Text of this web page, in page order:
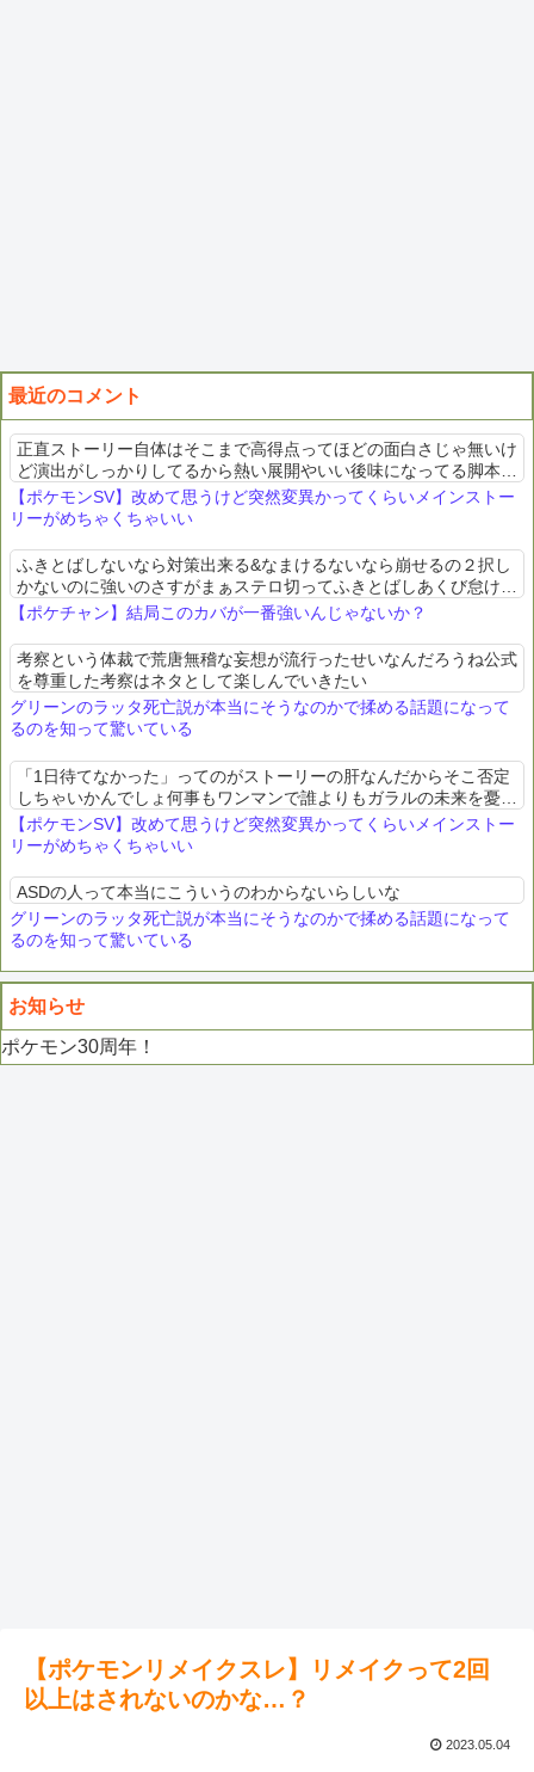
最近のコメント
正直ストーリー自体はそこまで高得点ってほどの面白さじゃ無いけ
ど演出がしっかりしてるから熱い展開やいい後味になってる脚本家
は普通だけど監督に恵まれた映画みたいな感じ
【ポケモンSV】改めて思うけど突然変異かってくらいメインストー
リーがめちゃくちゃいい
ふきとばしないなら対策出来る&なまけるないなら崩せるの２択し
かないのに強いのさすがまぁステロ切ってふきとばしあくび怠ける
とかも居るけど
【ポケチャン】結局このカバが一番強いんじゃないか？
考察という体裁で荒唐無稽な妄想が流行ったせいなんだろうね公式
を尊重した考察はネタとして楽しんでいきたい
グリーンのラッタ死亡説が本当にそうなのかで揉める話題になって
るのを知って驚いている
「1日待てなかった」ってのがストーリーの肝なんだからそこ否定
しちゃいかんでしょ何事もワンマンで誰よりもガラルの未来を憂て
いた人が狂ってしまう話なんだから
【ポケモンSV】改めて思うけど突然変異かってくらいメインストー
リーがめちゃくちゃいい
ASDの人って本当にこういうのわからないらしいな
グリーンのラッタ死亡説が本当にそうなのかで揉める話題になって
るのを知って驚いている
お知らせ
ポケモン30周年！
【ポケモンリメイクスレ】リメイクって2回
以上はされないのかな…？
2023.05.04